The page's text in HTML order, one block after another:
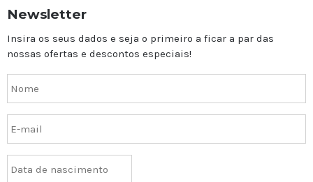
Newsletter
Insira os seus dados e seja o primeiro a ficar a par das
nossas ofertas e descontos especiais!